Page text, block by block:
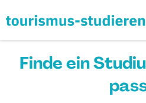
Finde ein